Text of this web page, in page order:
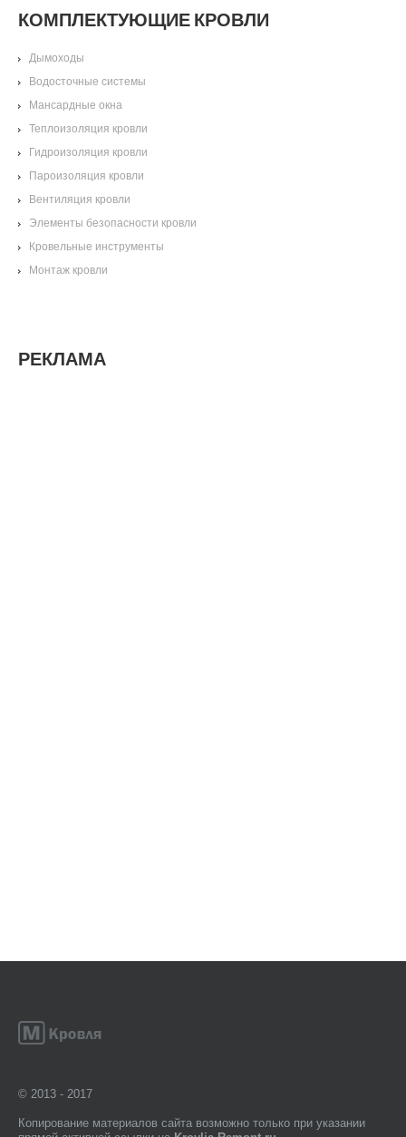
КОМПЛЕКТУЮЩИЕ КРОВЛИ
Дымоходы
Водосточные системы
Мансардные окна
Теплоизоляция кровли
Гидроизоляция кровли
Пароизоляция кровли
Вентиляция кровли
Элементы безопасности кровли
Кровельные инструменты
Монтаж кровли
РЕКЛАМА
© 2013 - 2017
Копирование материалов сайта возможно только при указании